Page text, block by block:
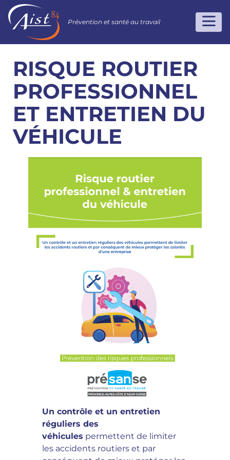
Prévention et santé au travail
RISQUE ROUTIER
PROFESSIONNEL
ET ENTRETIEN DU
VÉHICULE
Un contrôle et un entretien
réguliers des
véhicules permettent de limiter
les accidents routiers et par